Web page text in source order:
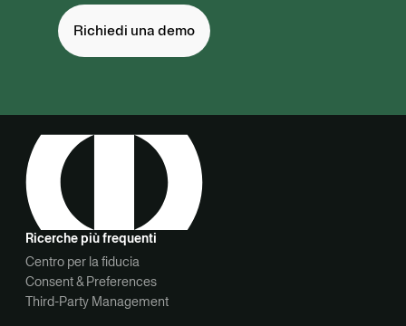
Richiedi una demo
Ricerche più frequenti
Centro per la fiducia
Consent & Preferences
Third-Party Management